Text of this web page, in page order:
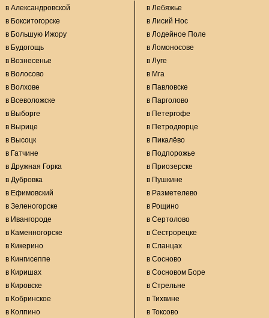
в Александровской
в Бокситогорске
в Большую Ижору
в Будогощь
в Вознесенье
в Волосово
в Волхове
в Всеволожске
в Выборге
в Вырице
в Высоцк
в Гатчине
в Дружная Горка
в Дубровка
в Ефимовский
в Зеленогорске
в Ивангороде
в Каменногорске
в Кикерино
в Кингисеппе
в Киришах
в Кировске
в Кобринское
в Колпино
в Лебяжье
в Лисий Нос
в Лодейное Поле
в Ломоносове
в Луге
в Мга
в Павловске
в Парголово
в Петергофе
в Петродворце
в Пикалёво
в Подпорожье
в Приозерске
в Пушкине
в Разметелево
в Рощино
в Сертолово
в Сестрорецке
в Сланцах
в Сосново
в Сосновом Боре
в Стрельне
в Тихвине
в Токсово